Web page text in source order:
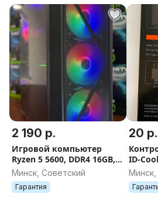
2 190 р.
Игровой компьютер
Ryzen 5 5600, DDR4 16GB,
RTX 3060TI 8GB, SSD 480GB,
600W, AM4, ГАРАНТИЯ 12
МЕС.
Минск, Советский
Гарантия
20 р.
ID-
Минск,